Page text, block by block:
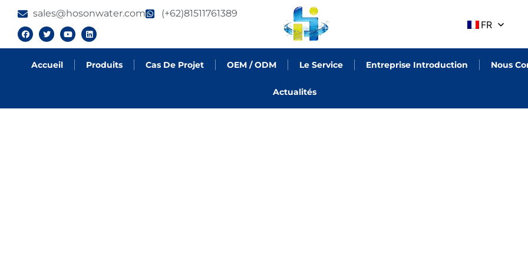
sales@hosonwater.com (+62)81511761389
FR
Accueil Produits Cas De Projet OEM / ODM Le Service Entreprise Introduction Nous
Actualités